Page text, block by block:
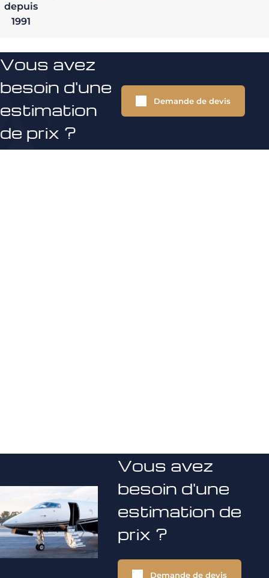
depuis
1991
Vous avez
besoin d'une
estimation
de prix ?
Demande de devis
Vous avez
besoin d'une
estimation de
prix ?
Demande de devis